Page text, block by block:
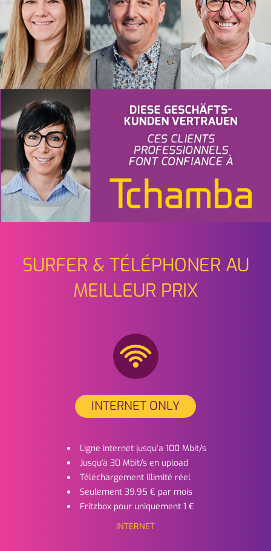
SURFER & TÉLÉPHONER AU
MEILLEUR PRIX
INTERNET ONLY
Ligne internet jusqu‘a 100 Mbit/s
Jusqu'à 30 Mbit/s en upload
Téléchargement illimité réel
Seulement 39.95 € par mois
Fritzbox pour uniquement 1 €
INTERNET